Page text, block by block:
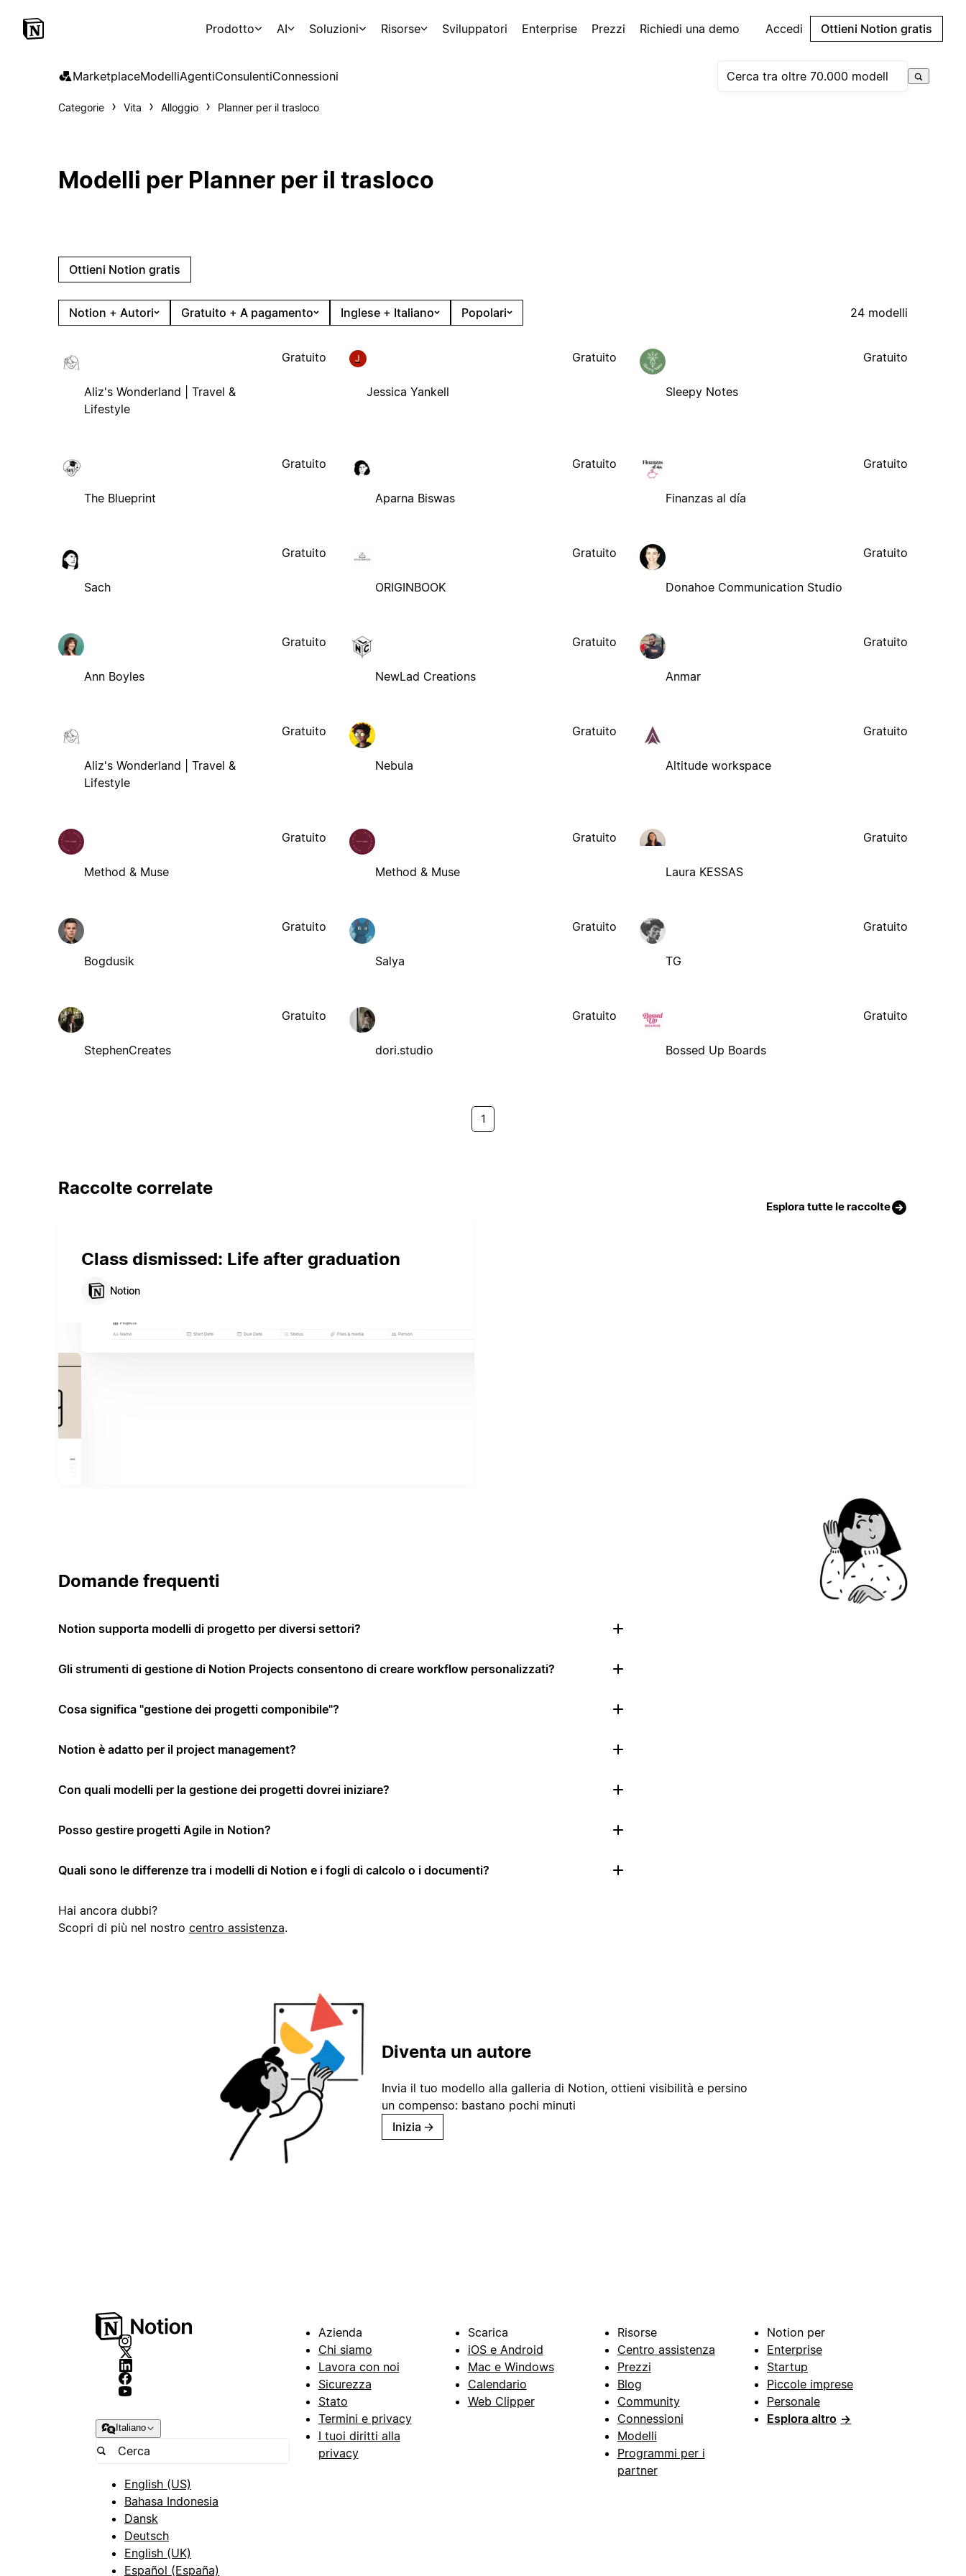
Prodotto AI Soluzioni Risorse Sviluppatori Enterprise Prezzi Richiedi una demo Accedi Ottieni Notion gratis
MarketplaceModelliAgentiConsulentiConnessioni
Categorie Vita Alloggio Planner per il trasloco
Modelli per Planner per il trasloco
Ottieni Notion gratis
Notion + Autori Gratuito + A pagamento Inglese + Italiano Popolari 24 modelli
Aliz's Wonderland | Travel &
Lifestyle
Gratuito J
Jessica Yankell
Gratuito
Sleepy Notes
Gratuito
The Blueprint
Gratuito
Aparna Biswas
Gratuito
Finanzas al día
Gratuito
Sach
Gratuito
ORIGINBOOK
Gratuito
Donahoe Communication Studio
Gratuito
Ann Boyles
Gratuito
NewLad Creations
Gratuito
Anmar
Gratuito
Aliz's Wonderland | Travel &
Lifestyle
Gratuito
Nebula
Gratuito
Altitude workspace
Gratuito
Method & Muse
Gratuito
Method & Muse
Gratuito
Laura KESSAS
Gratuito
Bogdusik
Gratuito
Salya
Gratuito
TG
Gratuito
StephenCreates
Gratuito
dori.studio
Gratuito
Bossed Up Boards
Gratuito
1
Raccolte correlate
Esplora tutte le raccolte
Class dismissed: Life after graduation
Notion
Domande frequenti
Notion supporta modelli di progetto per diversi settori?
Gli strumenti di gestione di Notion Projects consentono di creare workflow personalizzati?
Cosa significa "gestione dei progetti componibile"?
Notion è adatto per il project management?
Con quali modelli per la gestione dei progetti dovrei iniziare?
Posso gestire progetti Agile in Notion?
Quali sono le differenze tra i modelli di Notion e i fogli di calcolo o i documenti?
Hai ancora dubbi?
Scopri di più nel nostro centro assistenza.
Diventa un autore
Invia il tuo modello alla galleria di Notion, ottieni visibilità e persino
un compenso: bastano pochi minuti
Inizia →
Italiano
English (US)
Bahasa Indonesia
Dansk
Deutsch
English (UK)
Español (España)
Azienda
Chi siamo
Lavora con noi
Sicurezza
Stato
Termini e privacy
I tuoi diritti alla
privacy
Scarica
iOS e Android
Mac e Windows
Calendario
Web Clipper
Risorse
Centro assistenza
Prezzi
Blog
Community
Connessioni
Modelli
Programmi per i
partner
Notion per
Enterprise
Startup
Piccole imprese
Personale
Esplora altro →